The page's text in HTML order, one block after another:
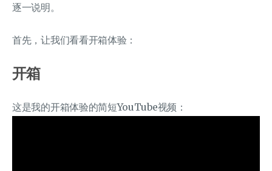
逐一说明。
首先，让我们看看开箱体验：
开箱
这是我的开箱体验的简短YouTube视频：